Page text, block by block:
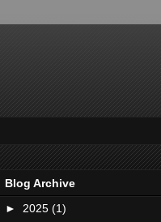
Blog Archive
► 2025 (1)